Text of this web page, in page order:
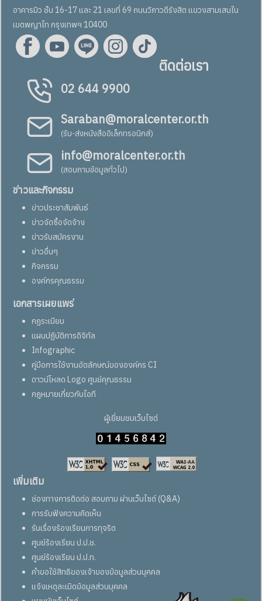
อาคารมิว ชั้น 16-17 และ 21 เลขที่ 69 ถนนวิภาวดีรังสิต แขวงสามเสนใน
เขตพญาไท กรุงเทพฯ 10400
ติดต่อเรา
02 644 9900
Saraban@moralcenter.or.th
(รับ-ส่งหนังสืออิเล็กทรอนิกส์)
info@moralcenter.or.th
(สอบถามข้อมูลทั่วไป)
ข่าวและกิจกรรม
ข่าวประชาสัมพันธ์
ข่าวจัดซื้อจัดจ้าง
ข่าวรับสมัครงาน
ข่าวอื่นๆ
กิจกรรม
องค์กรคุณธรรม
เอกสารเผยแพร่
กฏระเบียบ
แผนปฏิบัติการดิจิทัล
Infographic
คู่มือการใช้งานอัตลักษณ์ขององค์กร CI
ดาวน์โหลด Logo ศูนย์คุณธรรม
กฎหมายเกี่ยวกับไอที
ผู้เยี่ยมชมเว็บไซต์
เพิ่มเติม
ช่องทางการติดต่อ สอบถาม ผ่านเว็บไซต์ (Q&A)
การรับฟังความคิดเห็น
รับเรื่องร้องเรียนการทุจริต
ศูนย์ร้องเรียน ป.ป.ช.
ศูนย์ร้องเรียน ป.ป.ท.
คำขอใช้สิทธิของเจ้าของข้อมูลส่วนบุคคล
แจ้งเหตุละเมิดข้อมูลส่วนบุคคล